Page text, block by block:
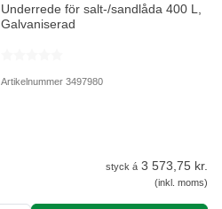
Underrede för salt-/sandlåda 400 L,
Galvaniserad
Artikelnummer 3497980
styck á 3 573,75 kr.
(inkl. moms)